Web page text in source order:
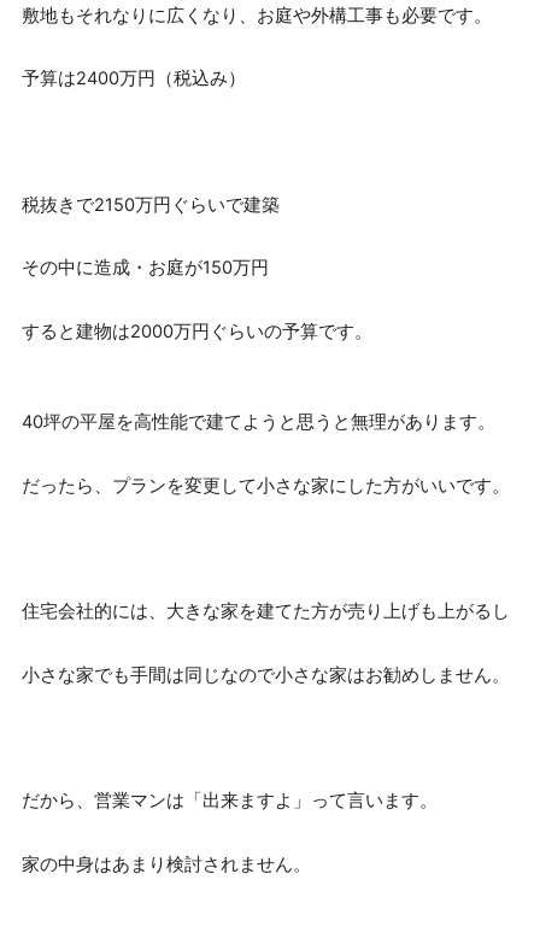
敷地もそれなりに広くなり、お庭や外構工事も必要です。
予算は2400万円（税込み）
税抜きで2150万円ぐらいで建築
その中に造成・お庭が150万円
すると建物は2000万円ぐらいの予算です。
40坪の平屋を高性能で建てようと思うと無理があります。
だったら、プランを変更して小さな家にした方がいいです。
住宅会社的には、大きな家を建てた方が売り上げも上がるし
小さな家でも手間は同じなので小さな家はお勧めしません。
だから、営業マンは「出来ますよ」って言います。
家の中身はあまり検討されません。